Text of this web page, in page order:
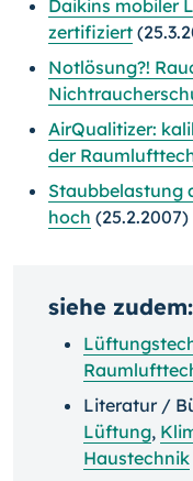
Daikins mobiler
zertifiziert
Notlösung?!
AirQualitizer:
der
Staubbelastung
hoch (25.2.2007)
siehe zudem:
Literatur /
Lüftung,
Haustechnik